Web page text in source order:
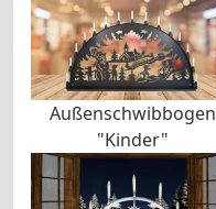
Außenschwibbogen
"Kinder"